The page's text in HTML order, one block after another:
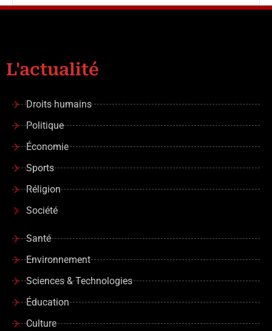
L'actualité
Droits humains
Politique
Économie
Sports
Réligion
Société
Santé
Environnement
Sciences & Technologies
Éducation
Culture